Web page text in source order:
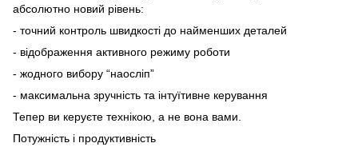
абсолютно новий рівень:
- точний контроль швидкості до найменших деталей
- відображення активного режиму роботи
- жодного вибору “наосліп”
- максимальна зручність та інтуїтивне керування
Тепер ви керуєте технікою, а не вона вами.
Потужність і продуктивність